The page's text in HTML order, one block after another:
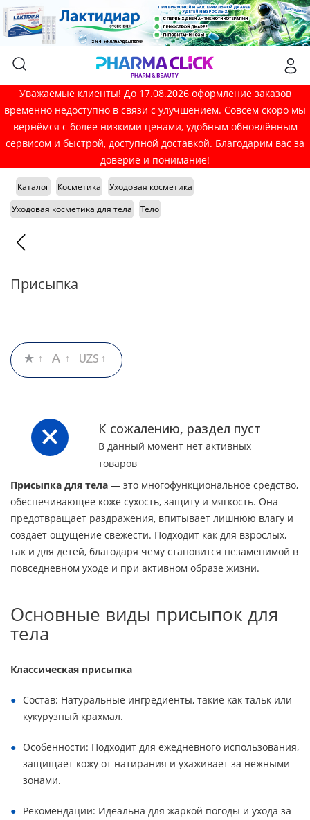
Уважаемые клиенты! До 17.08.2026 оформление заказов
временно недоступно в связи с улучшением. Совсем скоро мы
вернёмся с более низкими ценами, удобным обновлённым
сервисом и быстрой, доступной доставкой. Благодарим вас за
доверие и понимание!
Каталог Косметика
Уходовая косметика
Уходовая косметика для тела
Тело
Присыпка
К сожалению, раздел пуст
В данный момент нет активных
товаров
Присыпка для тела — это многофункциональное средство,
обеспечивающее коже сухость, защиту и мягкость. Она
предотвращает раздражения, впитывает лишнюю влагу и
создаёт ощущение свежести. Подходит как для взрослых,
так и для детей, благодаря чему становится незаменимой в
повседневном уходе и при активном образе жизни.
Основные виды присыпок для
тела
Классическая присыпка
Состав: Натуральные ингредиенты, такие как тальк или
кукурузный крахмал.
Особенности: Подходит для ежедневного использования,
защищает кожу от натирания и ухаживает за нежными
зонами.
Рекомендации: Идеальна для жаркой погоды и ухода за